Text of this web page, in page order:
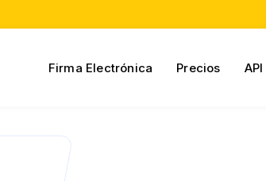
Firma Electrónica Precios API